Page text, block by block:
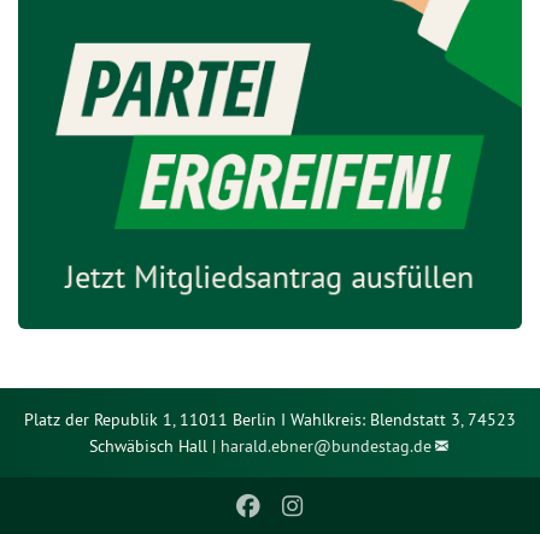
Platz der Republik 1, 11011 Berlin I Wahlkreis: Blendstatt 3, 74523
Schwäbisch Hall | harald.ebner@bundestag.de